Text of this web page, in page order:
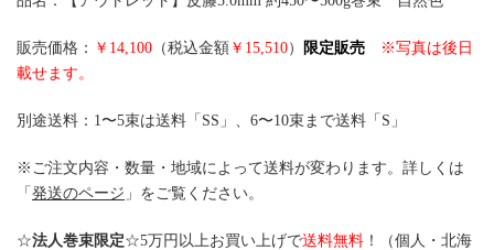
販売価格： ￥14,100 （税込金額 ￥15,510） 限定販売 ※写真は後日
載せます。
別途送料：1〜5束は送料「SS」、6〜10束まで送料「S」
※ご注文内容・数量・地域によって送料が変わります。詳しくは
「発送のページ 」をご覧ください。
☆法人巻束限定☆5万円以上お買い上げで送料無料 ！（個人・北海